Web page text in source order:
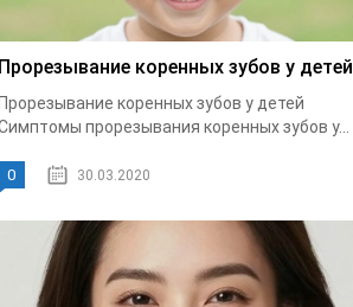
Прорезывание коренных зубов у детей
Прорезывание коренных зубов у детей
прорезывания коренных зубов у...
0 30.03.2020